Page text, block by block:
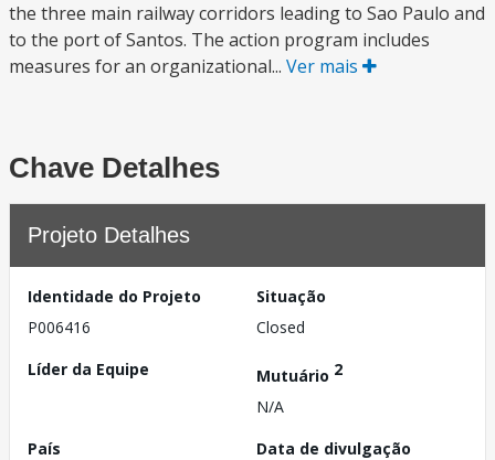
the three main railway corridors leading to Sao Paulo and
to the port of Santos. The action program includes
measures for an organizational... Ver mais
Chave Detalhes
Projeto Detalhes
Identidade do Projeto
P006416
Situação
Closed
Líder da Equipe
Mutuário 2
N/A
País
Data de divulgação